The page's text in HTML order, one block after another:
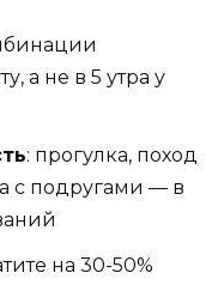
а не в 5 утра у
: прогулка, поход
с подругами — в
на 30-50%